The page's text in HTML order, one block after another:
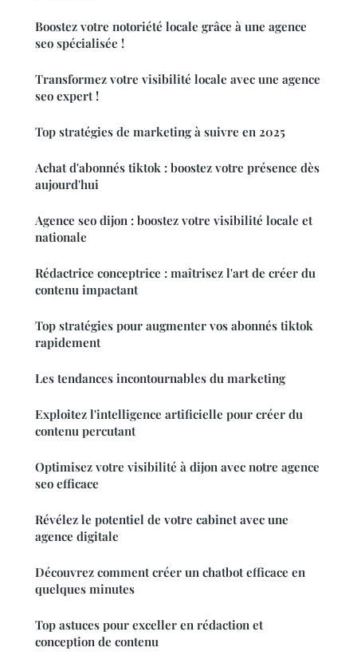
Boostez votre notoriété locale grâce à une agence
seo spécialisée !
Transformez votre visibilité locale avec une agence
seo expert !
Top stratégies de marketing à suivre en 2025
Achat d'abonnés tiktok : boostez votre présence dès
aujourd'hui
Agence seo dijon : boostez votre visibilité locale et
nationale
Rédactrice conceptrice : maîtrisez l'art de créer du
contenu impactant
Top stratégies pour augmenter vos abonnés tiktok
rapidement
Les tendances incontournables du marketing
Exploitez l'intelligence artificielle pour créer du
contenu percutant
Optimisez votre visibilité à dijon avec notre agence
seo efficace
Révélez le potentiel de votre cabinet avec une
agence digitale
Découvrez comment créer un chatbot efficace en
quelques minutes
Top astuces pour exceller en rédaction et
conception de contenu